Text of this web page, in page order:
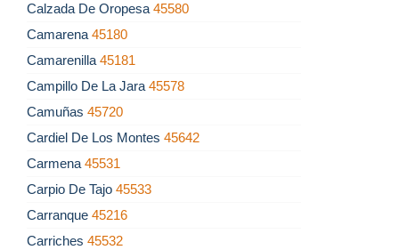
Calzada De Oropesa 45580
Camarena 45180
Camarenilla 45181
Campillo De La Jara 45578
Camuñas 45720
Cardiel De Los Montes 45642
Carmena 45531
Carpio De Tajo 45533
Carranque 45216
Carriches 45532